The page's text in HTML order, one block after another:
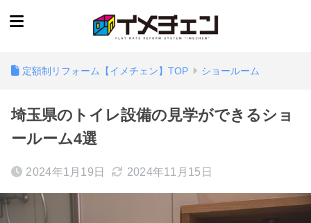
定額制リフォーム【イメチェン】TOP ショールーム
埼玉県のトイレ設備の見学ができるショ
ールーム4選
2024年1月19日 2024年11月15日